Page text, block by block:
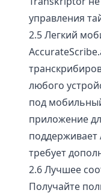
управления
2.5 Легкий
любого
под
приложение
поддерживает
требует
2.6 Лучшее
Получайте